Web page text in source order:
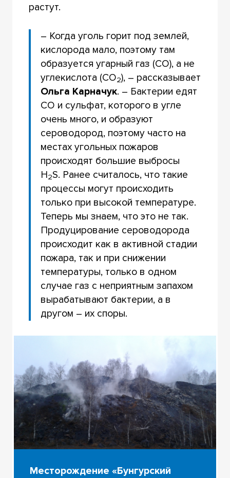
растут.
– Когда уголь горит под землей,
кислорода мало, поэтому там
образуется угарный газ (СО), а не
углекислота (CO2), – рассказывает
Ольга Карначук. – Бактерии едят
СО и сульфат, которого в угле
очень много, и образуют
сероводород, поэтому часто на
местах угольных пожаров
происходят большие выбросы
H2S. Ранее считалось, что такие
процессы могут происходить
только при высокой температуре.
Теперь мы знаем, что это не так.
Продуцирование сероводорода
происходит как в активной стадии
пожара, так и при снижении
температуры, только в одном
случае газ с неприятным запахом
вырабатывают бактерии, а в
другом – их споры.
Месторождение «Бунгурский